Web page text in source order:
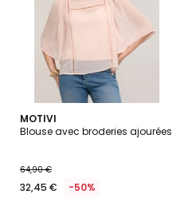
MOTIVI
Blouse avec broderies ajourées
64,90 €
32,45 € -50%